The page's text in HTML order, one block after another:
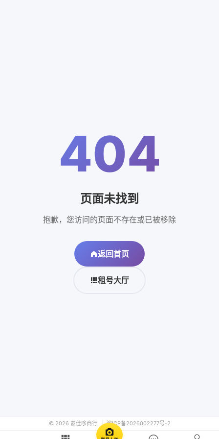
404
页面未找到
抱歉，您访问的页面不存在或已被移除
返回首页
租号大厅
© 2026 蒙佳哆商行 | 渝ICP备2026002277号-2